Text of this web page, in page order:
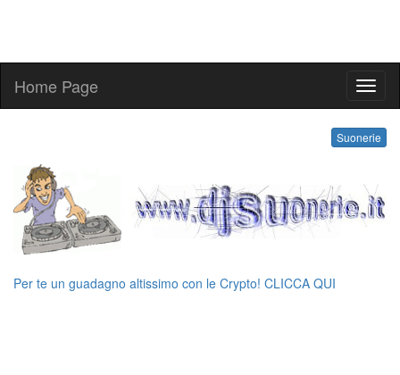
Home Page
Suonerie
Per te un guadagno altissimo con le Crypto! CLICCA QUI